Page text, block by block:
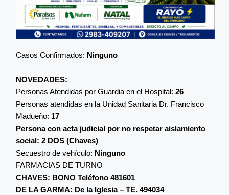
Casos Confirmados: Ninguno
NOVEDADES:
Personas Atendidas por Guardia en el Hospital: 26
Personas atendidas en la Unidad Sanitaria Dr. Francisco
Madueño: 17
Persona con acta judicial por no respetar aislamiento
social: 2 DOS (Chaves)
Secuestro de vehículo: Ninguno
FARMACIAS DE TURNO
CHAVES: BONO Teléfono 481601
DE LA GARMA: De la Iglesia – TE. 494034